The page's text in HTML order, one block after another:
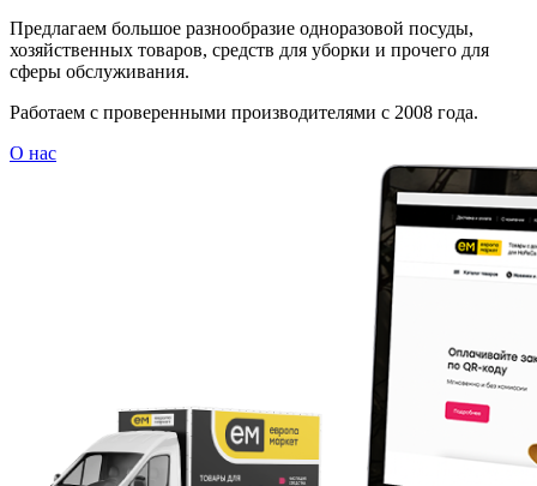
Предлагаем большое разнообразие одноразовой посуды,
хозяйственных товаров, средств для уборки и прочего для
сферы обслуживания.
Работаем с проверенными производителями с 2008 года.
О нас